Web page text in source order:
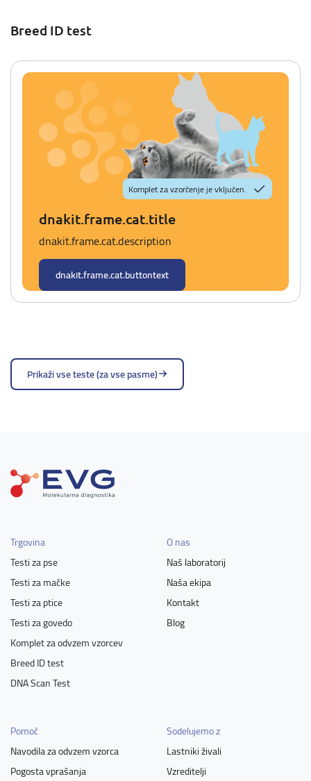
Breed ID test
Komplet za vzorčenje je vključen.
dnakit.frame.cat.title
dnakit.frame.cat.description
dnakit.frame.cat.buttontext
Prikaži vse teste (za vse pasme)
Trgovina
Testi za pse
Testi za mačke
Testi za ptice
Testi za govedo
Komplet za odvzem vzorcev
Breed ID test
DNA Scan Test
O nas
Naš laboratorij
Naša ekipa
Kontakt
Blog
Pomoč
Navodila za odvzem vzorca
Pogosta vprašanja
Sodelujemo z
Lastniki živali
Vzreditelji